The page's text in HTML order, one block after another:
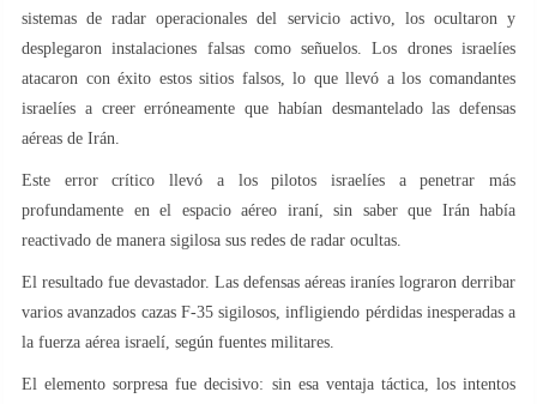
sistemas de radar operacionales del servicio activo, los ocultaron y
desplegaron instalaciones falsas como señuelos. Los drones israelíes
atacaron con éxito estos sitios falsos, lo que llevó a los comandantes
israelíes a creer erróneamente que habían desmantelado las defensas
aéreas de Irán.
Este error crítico llevó a los pilotos israelíes a penetrar más
profundamente en el espacio aéreo iraní, sin saber que Irán había
reactivado de manera sigilosa sus redes de radar ocultas.
El resultado fue devastador. Las defensas aéreas iraníes lograron derribar
varios avanzados cazas F-35 sigilosos, infligiendo pérdidas inesperadas a
la fuerza aérea israelí, según fuentes militares.
El elemento sorpresa fue decisivo: sin esa ventaja táctica, los intentos